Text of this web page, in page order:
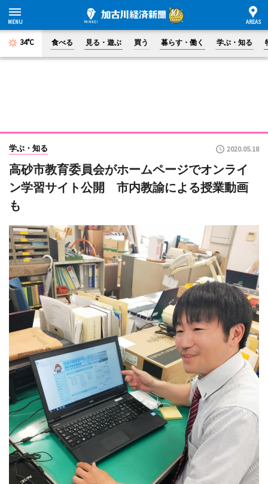
34°C 食べる 見る・遊ぶ 買う 暮らす・働く 学ぶ・知る
学ぶ・知る 2020.05.18
高砂市教育委員会がホームページでオンライ
ン学習サイト公開 市内教諭による授業動画
も